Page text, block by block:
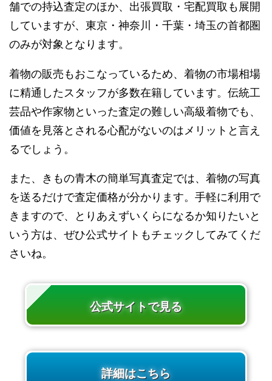
舗での持込査定のほか、出張買取・宅配買取も展開
していますが、東京・神奈川・千葉・埼玉の首都圏
のみが対象となります。
着物の販売もおこなっているため、着物の市場相場
に精通したスタッフが多数在籍しています。伝統工
芸品や作家物といった査定の難しい高級着物でも、
価値を見落とされる心配がないのはメリットと言え
るでしょう。
また、きもの青木の簡単写真査定では、着物の写真
を送るだけで査定価格が分かります。手軽に利用で
きますので、とりあえずいくらになるか知りたいと
いう方は、ぜひ公式サイトもチェックしてみてくだ
さいね。
公式サイトで見る
詳細はこちら